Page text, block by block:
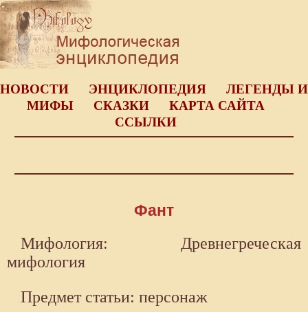
НОВОСТИ ЭНЦИКЛОПЕДИЯ
ЛЕГЕНДЫ И
МИФЫ
СКАЗКИ
КАРТА САЙТА
ССЫЛКИ
Фант
Мифология: Древнегреческая
мифология
Предмет статьи: персонаж